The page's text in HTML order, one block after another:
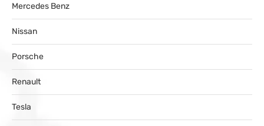
Mercedes Benz
Nissan
Porsche
Renault
Tesla